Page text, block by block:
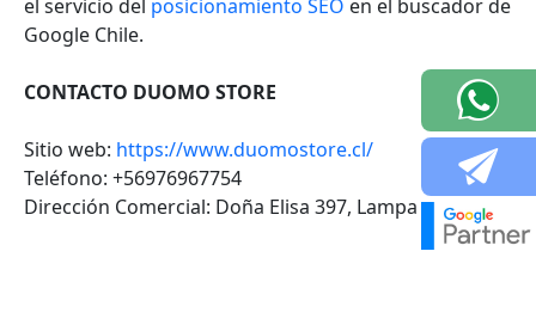
el servicio del posicionamiento SEO en el buscador de
Google Chile.
CONTACTO DUOMO STORE
Sitio web: https://www.duomostore.cl/
Teléfono: +56976967754
Dirección Comercial: Doña Elisa 397, Lampa